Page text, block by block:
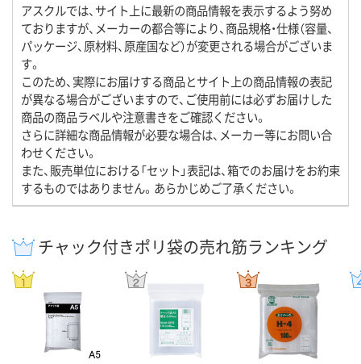
アスクルでは、サイト上に最新の商品情報を表示するよう努め
ておりますが、メーカーの都合等により、商品規格・仕様（容量、
パッケージ、原材料、原産国など）が変更される場合がございま
す。
このため、実際にお届けする商品とサイト上の商品情報の表記
が異なる場合がございますので、ご使用前には必ずお届けした
商品の商品ラベルや注意書きをご確認ください。
さらに詳細な商品情報が必要な場合は、メーカー等にお問い合
わせください。
また、販売単位における「セット」表記は、箱でのお届けをお約束
するものではありません。あらかじめご了承ください。
チャック付きポリ袋の売れ筋ランキング